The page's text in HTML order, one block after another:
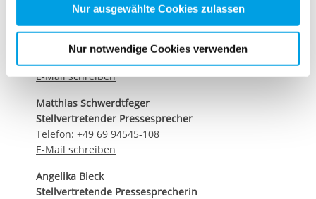
Zwecke entscheiden und Ihre erteilte Einwilligung stets
für die Zukunft widerrufen. Bitte beachten Sie: Ihre
Cookies, die erforderlich zur Bereitstellung der von Ihnen
aufgerufenen und somit gewünschten Website-
berechtigter Interessen und daher unabhängig von einer
Einwilligung.
Nur ausgewählte Cookies zulassen
Nur notwendige Cookies verwenden
Kontaktdaten unseres Presseteams
Dirk Altbürger
Pressesprecher
Telefon:+49 69 94545-107
E-Mail schreiben
Matthias Schwerdtfeger
Stellvertretender Pressesprecher
Telefon:+49 69 94545-108
E-Mail schreiben
Angelika Bieck
Stellvertretende Pressesprecherin